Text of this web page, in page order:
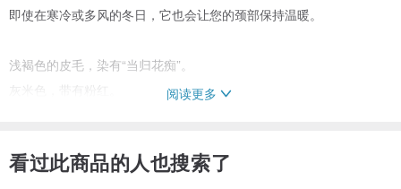
即使在寒冷或多风的冬日，它也会让您的颈部保持温暖。
浅褐色的皮毛，染有“当归花痴”。
灰米色，带有粉红。
阅读更多
看过此商品的人也搜索了